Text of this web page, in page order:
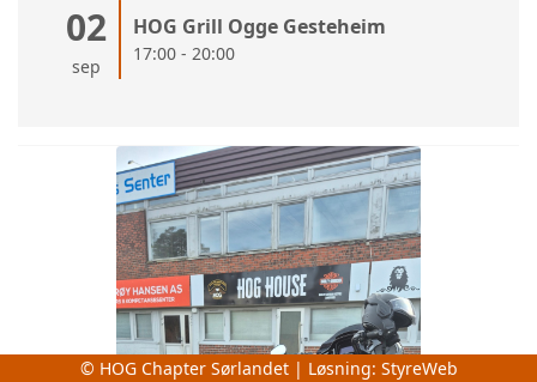
02
sep
HOG Grill Ogge Gesteheim
17:00 - 20:00
© HOG Chapter Sørlandet | Løsning: StyreWeb